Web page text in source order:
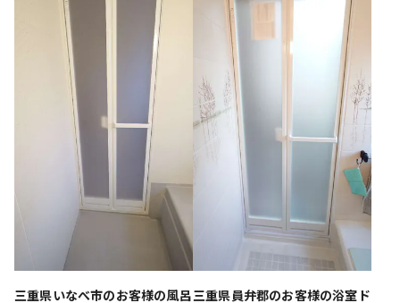
三重県いなべ市のお客様の風呂三重県員弁郡のお客様の浴室ド